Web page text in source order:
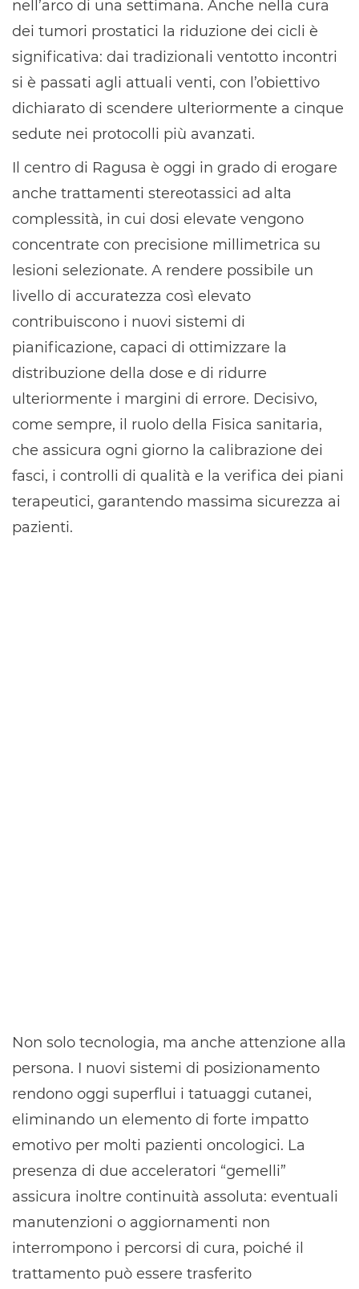
nell’arco di una settimana. Anche nella cura
dei tumori prostatici la riduzione dei cicli è
significativa: dai tradizionali ventotto incontri
si è passati agli attuali venti, con l’obiettivo
dichiarato di scendere ulteriormente a cinque
sedute nei protocolli più avanzati.
Il centro di Ragusa è oggi in grado di erogare
anche trattamenti stereotassici ad alta
complessità, in cui dosi elevate vengono
concentrate con precisione millimetrica su
lesioni selezionate. A rendere possibile un
livello di accuratezza così elevato
contribuiscono i nuovi sistemi di
pianificazione, capaci di ottimizzare la
distribuzione della dose e di ridurre
ulteriormente i margini di errore. Decisivo,
come sempre, il ruolo della Fisica sanitaria,
che assicura ogni giorno la calibrazione dei
fasci, i controlli di qualità e la verifica dei piani
terapeutici, garantendo massima sicurezza ai
pazienti.
Non solo tecnologia, ma anche attenzione alla
persona. I nuovi sistemi di posizionamento
rendono oggi superflui i tatuaggi cutanei,
eliminando un elemento di forte impatto
emotivo per molti pazienti oncologici. La
presenza di due acceleratori “gemelli”
assicura inoltre continuità assoluta: eventuali
manutenzioni o aggiornamenti non
interrompono i percorsi di cura, poiché il
trattamento può essere trasferito